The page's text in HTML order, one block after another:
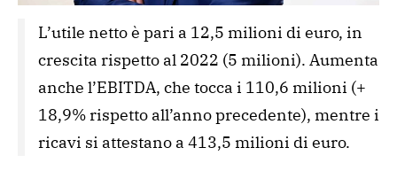
L’utile netto è pari a 12,5 milioni di euro, in
crescita rispetto al 2022 (5 milioni). Aumenta
anche l’EBITDA, che tocca i 110,6 milioni (+
18,9% rispetto all’anno precedente), mentre i
ricavi si attestano a 413,5 milioni di euro.